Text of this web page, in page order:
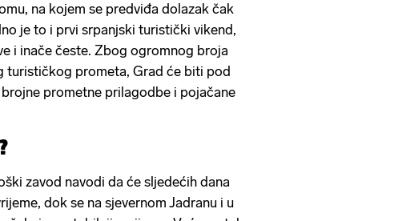
na kojem se predviđa dolazak čak
je to i prvi srpanjski turistički vikend,
i inače česte. Zbog ogromnog broja
turističkog prometa, Grad će biti pod
prometne prilagodbe i pojačane
zavod navodi da će sljedećih dana
dok se na sjevernom Jadranu i u